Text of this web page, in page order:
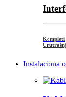
Kompleti
Instalaciona